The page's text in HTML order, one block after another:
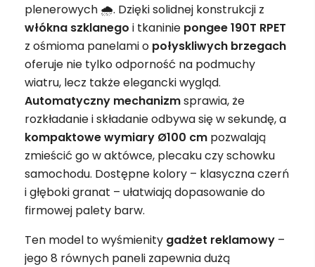
plenerowych 🌧. Dzięki solidnej konstrukcji z
włókna szklanego i tkaninie pongee 190T RPET
z ośmioma panelami o połyskliwych brzegach
oferuje nie tylko odporność na podmuchy
wiatru, lecz także elegancki wygląd.
Automatyczny mechanizmsprawia, że
rozkładanie i składanie odbywa się w sekundę, a
kompaktowe wymiary Ø100 cm pozwalają
zmieścić go w aktówce, plecaku czy schowku
samochodu. Dostępne kolory – klasyczna czerń
i głęboki granat – ułatwiają dopasowanie do
firmowej palety barw.
Ten model to wyśmienity gadżet reklamowy –
jego 8 równych paneli zapewnia dużą